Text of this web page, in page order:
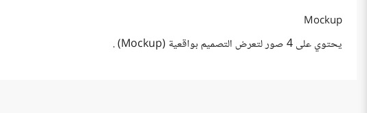
Mockup
يحتوي على 4 صور لتعرض التصميم بواقعية (Mockup) .